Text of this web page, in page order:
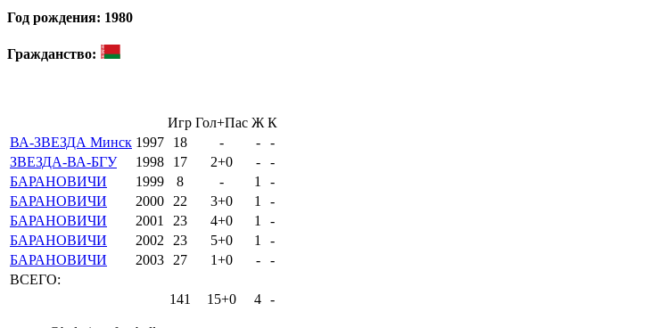
Год рождения: 1980
Гражданство:
Игр Гол+Пас Ж К
ВА-ЗВЕЗДА Минск 1997 18 - -
-
ЗВЕЗДА-ВА-БГУ
1998 17 2+0 -
-
БАРАНОВИЧИ
1999 8 - 1
-
БАРАНОВИЧИ
2000 22 3+0 1
-
БАРАНОВИЧИ
2001 23 4+0 1
-
БАРАНОВИЧИ
2002 23 5+0 1
-
БАРАНОВИЧИ
2003 27 1+0 -
-
ВСЕГО:
141
15+0 4 -